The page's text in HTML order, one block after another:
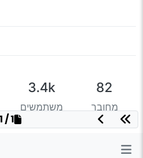
82
מחובר
3.4k
משתמשים
1 / 1